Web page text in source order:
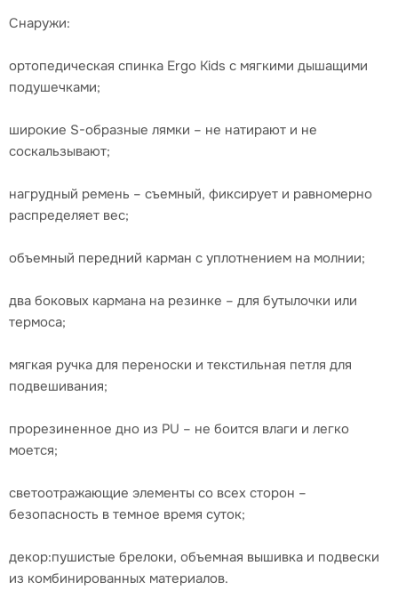
Снаружи:
ортопедическая спинка Ergo Kids с мягкими дышащими
подушечками;
широкие S-образные лямки – не натирают и не
соскальзывают;
нагрудный ремень – съемный, фиксирует и равномерно
распределяет вес;
объемный передний карман с уплотнением на молнии;
два боковых кармана на резинке – для бутылочки или
термоса;
мягкая ручка для переноски и текстильная петля для
подвешивания;
прорезиненное дно из PU – не боится влаги и легко
моется;
светоотражающие элементы со всех сторон –
безопасность в темное время суток;
декор:пушистые брелоки, объемная вышивка и подвески
из комбинированных материалов.